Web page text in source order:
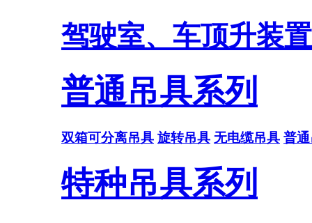
驾驶室、车顶升装置
普通吊具系列
双箱可分离吊具 旋转吊具 无电缆吊具 普
特种吊具系列